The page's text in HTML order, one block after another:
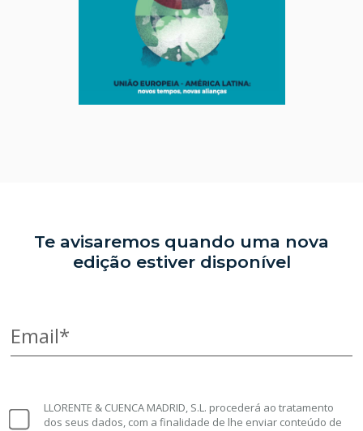
Te avisaremos quando uma nova
edição estiver disponível
Email*
LLORENTE & CUENCA MADRID, S.L. procederá ao tratamento
dos seus dados, com a finalidade de lhe enviar conteúdo de